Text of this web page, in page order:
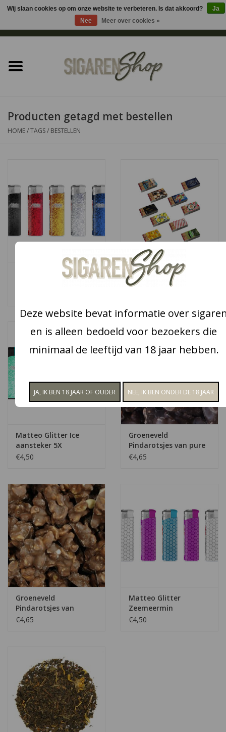
Sigaren accessoires
Shag accessoires
Headshop
Cadeau
Snoep
Producten getagd met bestellen
HOME/TAGS/ BESTELLEN
Matteo Glitter Mirror
adamo Lucifer
€1,50
Matteo Glitter Ice
aansteker 5X
€4,50
Groeneveld
Pindarotsjes van pure
chocolade
€4,65
Groeneveld
Pindarotsjes van
melkcocolade
€4,65
Matteo Glitter
Zeemeermin
aanstekers
€4,50
Wij slaan cookies op om onze website te verbeteren. Is dat akkoord?
Ja
Nee
Meer over cookies »
Deze website bevat informatie over
en is alleen bedoeld voor bezoekers die
minimaal de leeftijd van 18 jaar hebben.